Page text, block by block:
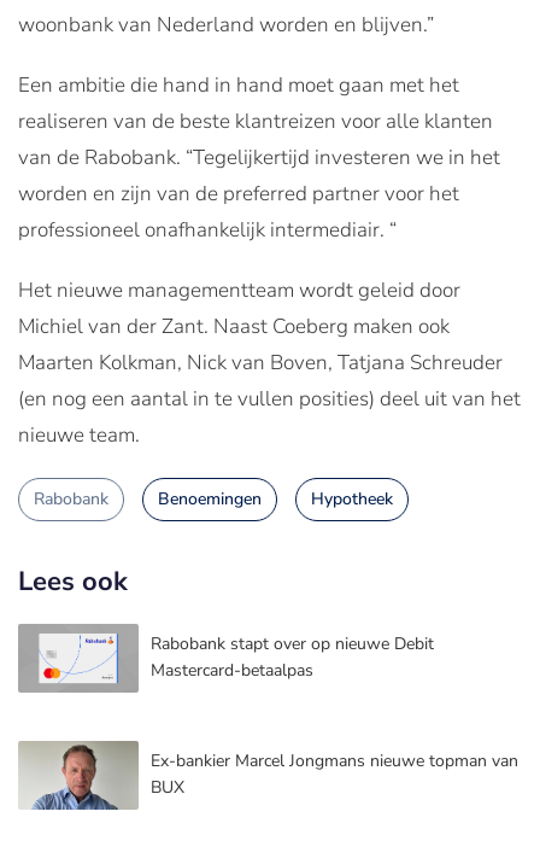
woonbank van Nederland worden en blijven.”
Een ambitie die hand in hand moet gaan met het
realiseren van de beste klantreizen voor alle klanten
van de Rabobank. “Tegelijkertijd investeren we in het
worden en zijn van de preferred partner voor het
professioneel onafhankelijk intermediair. “
Het nieuwe managementteam wordt geleid door
Michiel van der Zant. Naast Coeberg maken ook
Maarten Kolkman, Nick van Boven, Tatjana Schreuder
(en nog een aantal in te vullen posities) deel uit van het
nieuwe team.
Rabobank Benoemingen Hypotheek
Lees ook
Rabobank stapt over op nieuwe Debit
Mastercard-betaalpas
Ex-bankier Marcel Jongmans nieuwe topman van
BUX